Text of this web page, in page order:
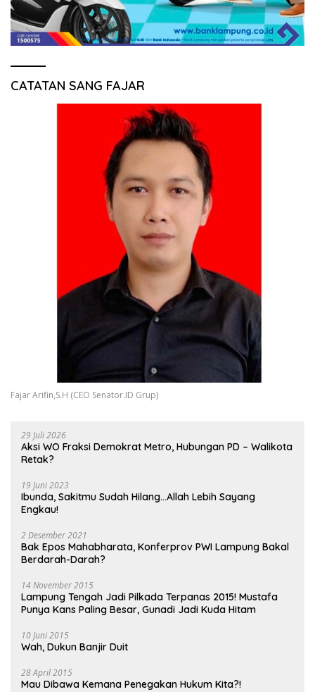
CATATAN SANG FAJAR
Fajar Arifin,S.H (CEO Senator.ID Grup)
29 Juli 2026
Aksi WO Fraksi Demokrat Metro, Hubungan PD – Walikota
Retak?
19 Juni 2023
Ibunda, Sakitmu Sudah Hilang…Allah Lebih Sayang
Engkau!
2 Desember 2021
Bak Epos Mahabharata, Konferprov PWI Lampung Bakal
Berdarah-Darah?
14 November 2015
Lampung Tengah Jadi Pilkada Terpanas 2015! Mustafa
Punya Kans Paling Besar, Gunadi Jadi Kuda Hitam
10 Juni 2015
Wah, Dukun Banjir Duit
28 April 2015
Mau Dibawa Kemana Penegakan Hukum Kita?!